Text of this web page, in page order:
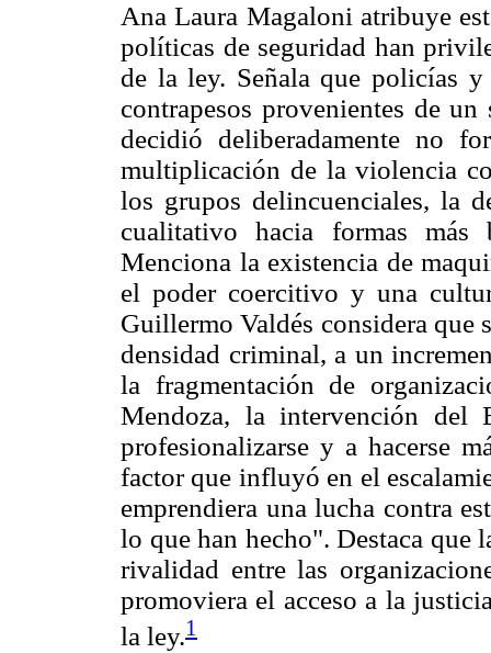
Ana Laura Magaloni atribuye
políticas de seguridad han
de la ley. Señala que policías
contrapesos provenientes de
decidió deliberadamente no
multiplicación de la violencia
los grupos delincuenciales, la
cualitativo hacia formas
Menciona la existencia de
el poder coercitivo y una
Guillermo Valdés considera que
densidad criminal, a un
la fragmentación de
Mendoza, la intervención del
profesionalizarse y a hacerse
factor que influyó en el
emprendiera una lucha contra
lo que han hecho". Destaca que
rivalidad entre las
promoviera el acceso a la
la ley.1